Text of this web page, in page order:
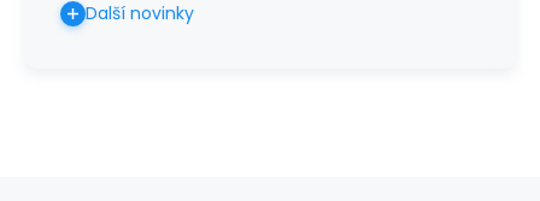
Další novinky